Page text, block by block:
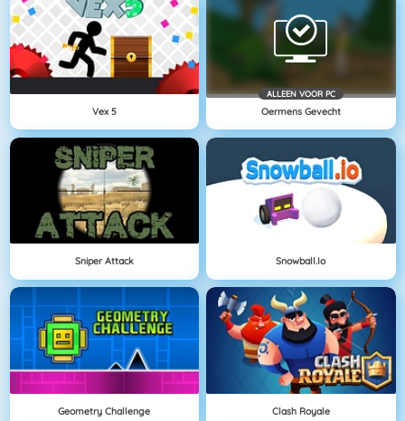
Vex 5
ALLEEN VOOR PC
Oermens Gevecht
Sniper Attack Snowball.io
Geometry Challenge Clash Royale